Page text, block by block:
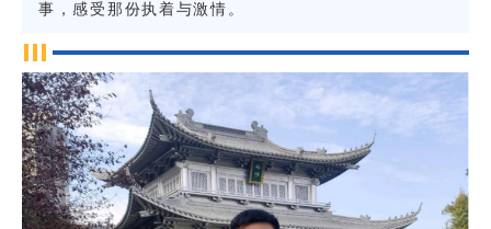
事，感受那份执着与激情。